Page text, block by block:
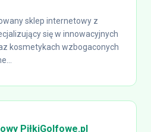
sklep internetowy z
się w innowacyjnych
kosmetykach wzbogaconych
PiłkiGolfowe.pl